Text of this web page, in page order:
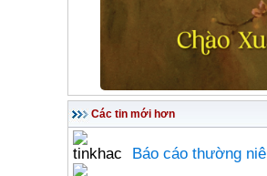
Các tin mới hơn
Báo cáo thường